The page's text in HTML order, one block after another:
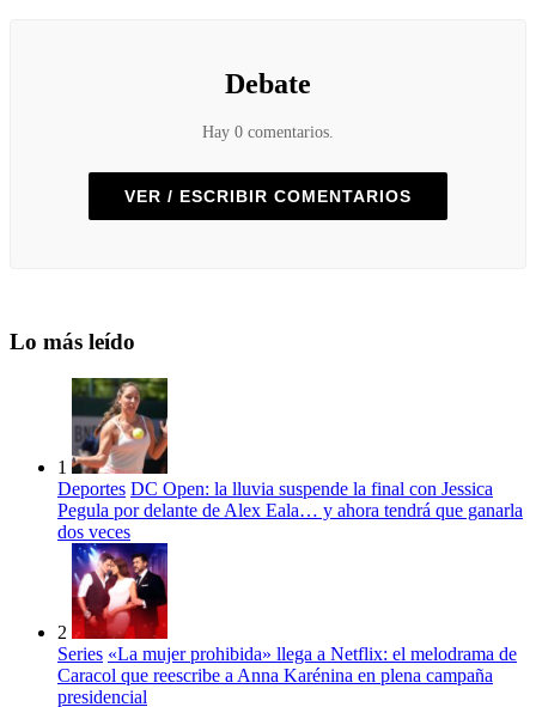
Debate
Hay 0 comentarios.
VER / ESCRIBIR COMENTARIOS
Lo más leído
1
Deportes DC Open: la lluvia suspende la final con Jessica
Pegula por delante de Alex Eala… y ahora tendrá que ganarla
dos veces
2
Series «La mujer prohibida» llega a Netflix: el melodrama de
Caracol que reescribe a Anna Karénina en plena campaña
presidencial